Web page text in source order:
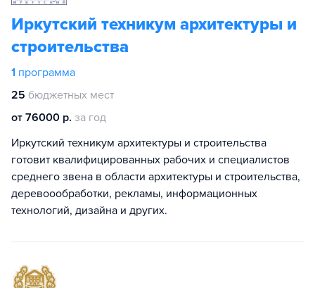
Иркутский техникум архитектуры и
строительства
1 программа
25 бюджетных мест
от 76000 р. за год
Иркутский техникум архитектуры и строительства
готовит квалифицированных рабочих и специалистов
среднего звена в области архитектуры и строительства,
деревоообработки, рекламы, информационных
технологий, дизайна и других.